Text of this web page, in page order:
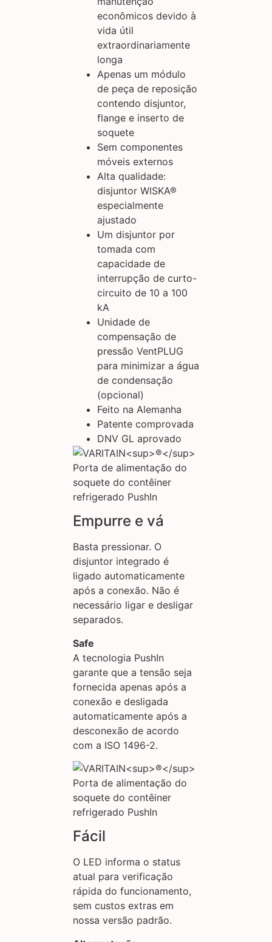
econômicos devido à
vida útil
extraordinariamente
longa
Apenas um módulo
de peça de reposição
contendo disjuntor,
flange e inserto de
soquete
Sem componentes
móveis externos
Alta qualidade:
disjuntor WISKA®
especialmente
ajustado
Um disjuntor por
tomada com
capacidade de
interrupção de curto-
circuito de 10 a 100
kA
Unidade de
compensação de
pressão VentPLUG
para minimizar a água
de condensação
(opcional)
Feito na Alemanha
Patente comprovada
DNV GL aprovado
Empurre e vá
Basta pressionar. O
disjuntor integrado é
ligado automaticamente
após a conexão. Não é
necessário ligar e desligar
separados.
Safe
A tecnologia PushIn
garante que a tensão seja
fornecida apenas após a
conexão e desligada
automaticamente após a
desconexão de acordo
com a ISO 1496-2.
Fácil
O LED informa o status
atual para verificação
rápida do funcionamento,
sem custos extras em
nossa versão padrão.